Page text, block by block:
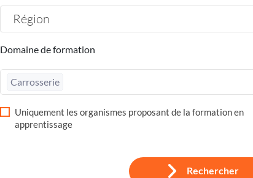
Région
Domaine de formation
Carrosserie
Uniquement les organismes proposant de la formation en
apprentissage
Rechercher